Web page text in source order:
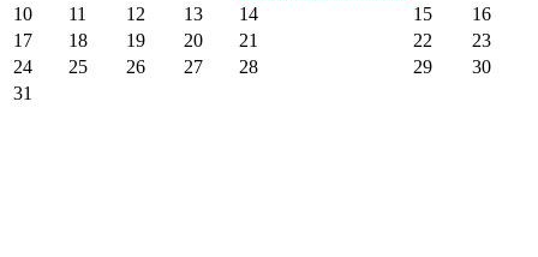
10 11 12 13 14 15
16
17
18 19 20 21 22
23
24
25 26 27 28 29
30
31